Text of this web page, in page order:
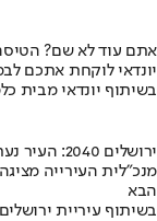
אתם עוד לא שם?
יונדאי לוקחת אתכם
בשיתוף יונדאי מבית
ירושלים 2040: העיר נערכת ל- 1.5 מליון תושבים
מנכ"לית העירייה
הבא
בשיתוף עיריית ירושלים